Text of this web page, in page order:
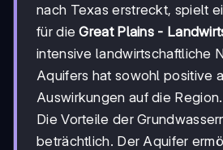
nach Texas erstreckt, spielt
für dieGreat Plains -
intensive landwirtschaftliche
Aquifers hat sowohl positive
Auswirkungen auf die Region.
Die Vorteile der
beträchtlich. Der Aquifer